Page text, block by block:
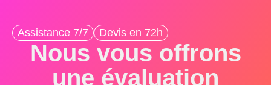
Assistance 7/7 Devis en 72h
Nous vous offrons
une évaluation